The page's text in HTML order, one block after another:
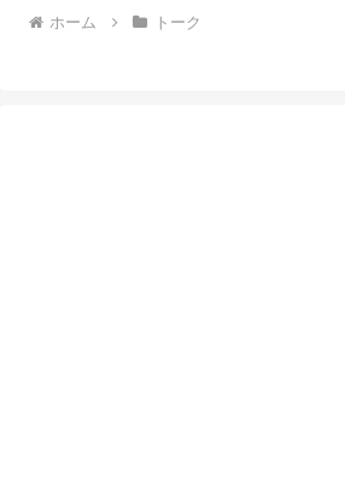
ホーム トーク